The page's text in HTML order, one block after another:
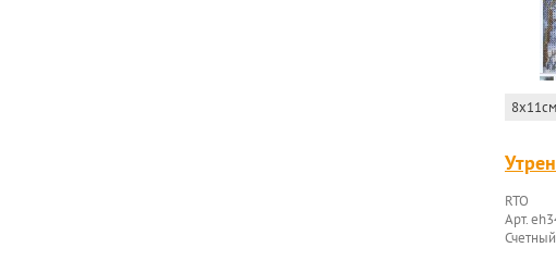
8x11см
RTO
Арт.